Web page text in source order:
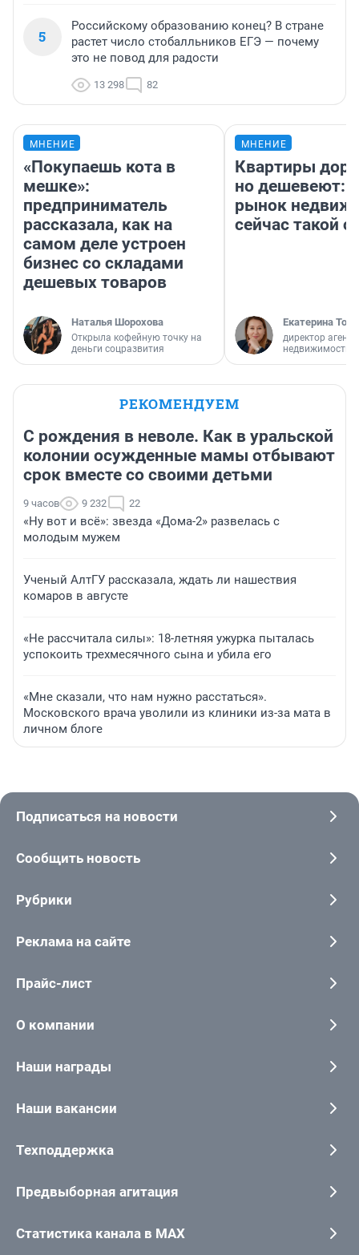
5
Российскому образованию конец? В стране
растет число стобалльников ЕГЭ — почему
это не повод для радости
13 298 82
МНЕНИЕ
«Покупаешь кота в
мешке»:
предприниматель
рассказала, как на
самом деле устроен
бизнес со складами
дешевых товаров
Наталья Шорохова
Открыла кофейную точку на
деньги соцразвития
МНЕНИЕ
Квартиры
но дешевеют:
рынок
сейчас такой
Екатерина
директор
недвижимости
РЕКОМЕНДУЕМ
С рождения в неволе. Как в уральской
колонии осужденные мамы отбывают
срок вместе со своими детьми
9 часов 9 232 22
«Ну вот и всё»: звезда «Дома-2» развелась с
молодым мужем
Ученый АлтГУ рассказала, ждать ли нашествия
комаров в августе
«Не рассчитала силы»: 18-летняя ужурка пыталась
успокоить трехмесячного сына и убила его
«Мне сказали, что нам нужно расстаться».
Московского врача уволили из клиники из-за мата в
личном блоге
Подписаться на новости
Сообщить новость
Рубрики
Реклама на сайте
Прайс-лист
О компании
Наши награды
Наши вакансии
Техподдержка
Предвыборная агитация
Статистика канала в MAX